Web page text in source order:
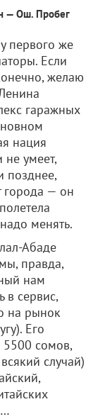
— Ош. Пробег
первого же
Если
желаю
гаражных
нация
умеет,
позднее,
города — он
менять.
Абаде
правда,
нам
в сервис,
на рынок
Его
сомов,
случай)